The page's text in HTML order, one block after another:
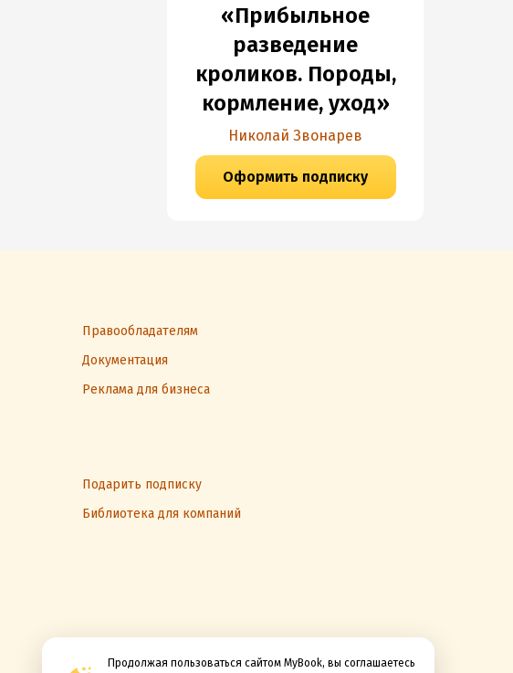
Продолжая пользоваться сайтом MyBook, вы соглашаетесь
«Прибыльное
разведение
кроликов. Породы,
кормление, уход»
Николай Звонарев
Оформить подписку
Правообладателям
Документация
Реклама для бизнеса
Подарить подписку
Библиотека для компаний